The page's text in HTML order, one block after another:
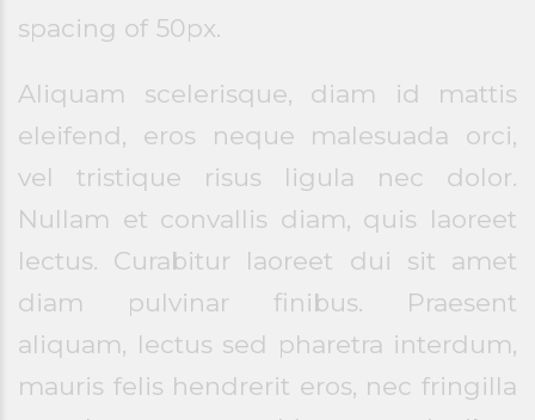
spacing of 50px.
Aliquam scelerisque, diam id mattis
eleifend, eros neque malesuada orci,
vel tristique risus ligula nec dolor.
Nullam et convallis diam, quis laoreet
lectus. Curabitur laoreet dui sit amet
diam pulvinar finibus. Praesent
aliquam, lectus sed pharetra interdum,
mauris felis hendrerit eros, nec fringilla